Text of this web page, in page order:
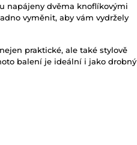
napájeny dvěma knoflíkovými
vyměnit, aby vám vydržely
praktické, ale také stylově
balení je ideální i jako drobný